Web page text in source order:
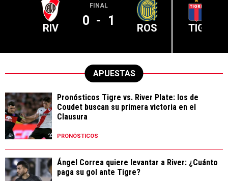
RIV
FINAL
0 - 1 ROS TIG
APUESTAS
Pronósticos Tigre vs. River Plate: los de
Coudet buscan su primera victoria en el
Clausura
PRONÓSTICOS
Ángel Correa quiere levantar a River: ¿Cuánto
paga su gol ante Tigre?